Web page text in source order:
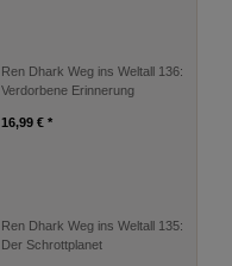
Ren Dhark Weg ins Weltall 136:
Verdorbene Erinnerung
16,99 € *
Ren Dhark Weg ins Weltall 135:
Der Schrottplanet